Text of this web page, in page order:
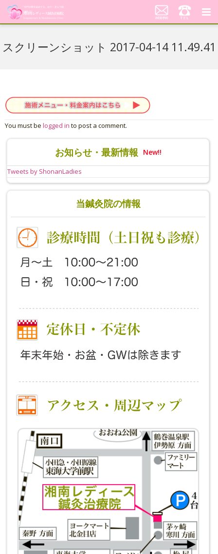
料金案内
患者さんの声
美顔はり
スクリーンショット 2017-04-14 11.49.41
You must be logged in to post a comment.
お知らせ・最新情報 New!!
Tweets by ShonanLadies
当鍼灸院の情報